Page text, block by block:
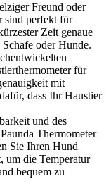
Freund oder
sind perfekt für
Zeit genaue
oder Hunde.
für
mit
dass Ihr Haustier
und des
Thermometer
Sie Ihren Hund
um die Temperatur
bequem zu